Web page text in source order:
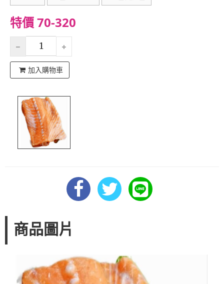
特價 70-320
加入購物車
商品圖片